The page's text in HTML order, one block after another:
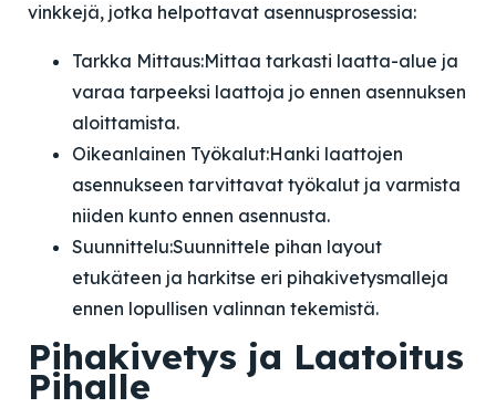
vinkkejä, jotka helpottavat asennusprosessia:
Tarkka Mittaus:Mittaa tarkasti laatta-alue ja
varaa tarpeeksi laattoja jo ennen asennuksen
aloittamista.
Oikeanlainen Työkalut:Hanki laattojen
asennukseen tarvittavat työkalut ja varmista
niiden kunto ennen asennusta.
Suunnittelu:Suunnittele pihan layout
etukäteen ja harkitse eri pihakivetysmalleja
ennen lopullisen valinnan tekemistä.
Pihakivetys ja Laatoitus
Pihalle